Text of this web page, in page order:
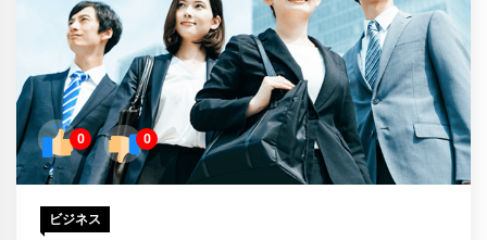
0 0
ビジネス